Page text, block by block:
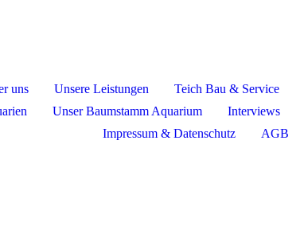
uns Unsere Leistungen Teich Bau & Service
Unser Baumstamm Aquarium Interviews
Impressum & Datenschutz
AGB